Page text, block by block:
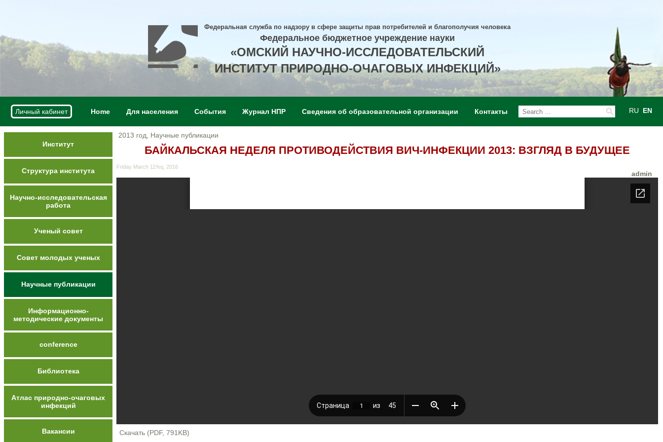
Федеральная служба по надзору в сфере защиты прав потребителей и благополучия человека
Федеральное бюджетное учреждение науки
«ОМСКИЙ НАУЧНО-ИССЛЕДОВАТЕЛЬСКИЙ
ИНСТИТУТ ПРИРОДНО-ОЧАГОВЫХ ИНФЕКЦИЙ»
Личный кабинет RU EN
Home Для населения События Журнал НПР Сведения об образовательной организации Контакты
Институт
Структура института
Научно-исследовательская
работа
Ученый совет
Совет молодых ученых
Научные публикации
Информационно-
методические документы
conference
Библиотека
Атлас природно-очаговых
инфекций
Вакансии
2013 год Научные публикации
БАЙКАЛЬСКАЯ НЕДЕЛЯ ПРОТИВОДЕЙСТВИЯ ВИЧ-ИНФЕКЦИИ 2013: ВЗГЛЯД В БУДУЩЕЕ
Friday March 11%q, 2016
admin
Скачать (PDF, 791KB)